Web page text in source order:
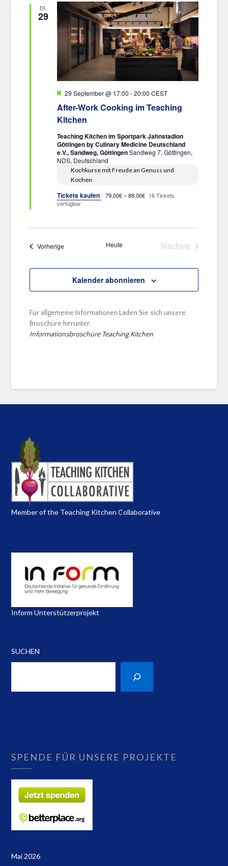
DI.
29
After-Work Cooking im Teaching
Kitchen
Hervorgehoben
29 September @ 17:00 -20:00 CEST
Teaching Kitchen im Sportpark Jahnstadion
Göttingen by Culinary Medicine Deutschland
e.V., Sandweg, GöttingenSandweg 7, Göttingen,
NDS, Deutschland
Kochkurse mit Freude an Genuss und
Kochen
Tickets kaufen 79,00€ – 89,00€ 16 Tickets
verfügbar
Vorherige VeranstaltungenHeute
Nächste
Kalender abonnieren
Für allgemeine Informationen Laden Sie sich unsere
Broschüre herunter.
Informationsbroschüre Teaching Kitchen
Member of the Teaching Kitchen Collaborative
Inform Unterstützerprojekt
SUCHEN
SPENDE FÜR UNSERE PROJEKTE
Mai 2026